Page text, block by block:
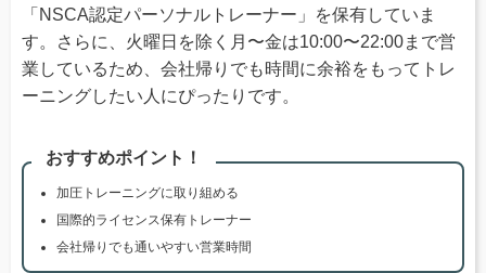
「NSCA認定パーソナルトレーナー」を保有していま
す。さらに、火曜日を除く月〜金は10:00〜22:00まで営
業しているため、会社帰りでも時間に余裕をもってトレ
ーニングしたい人にぴったりです。
おすすめポイント！
加圧トレーニングに取り組める
国際的ライセンス保有トレーナー
会社帰りでも通いやすい営業時間